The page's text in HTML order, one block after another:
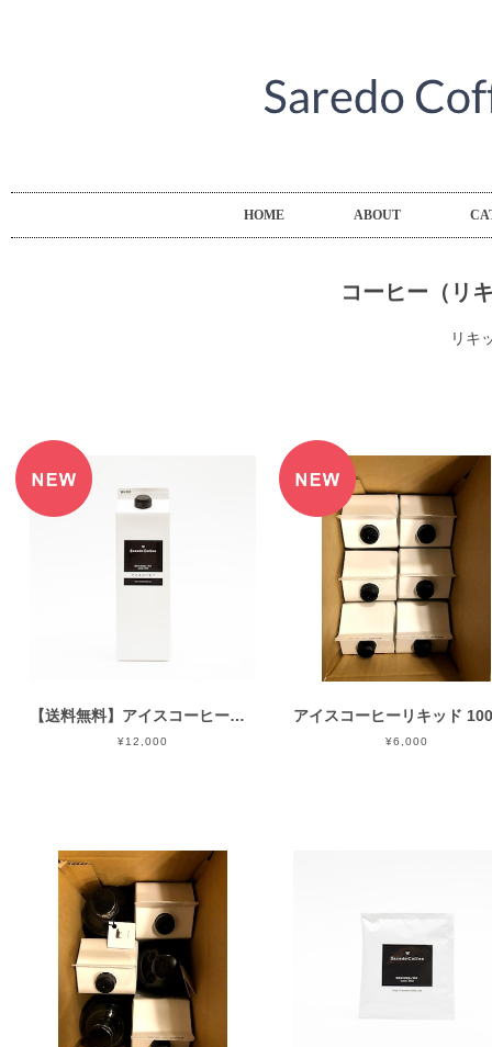
HOME ABOUT
コーヒー（リ
リキ
【送料無料】アイスコーヒーリキッド 1000ml（約7-8杯分）12本入り
¥12,000 ¥6,000